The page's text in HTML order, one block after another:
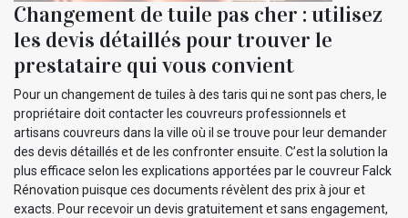
Changement de tuile pas cher : utilisez
les devis détaillés pour trouver le
prestataire qui vous convient
Pour un changement de tuiles à des taris qui ne sont pas chers, le
propriétaire doit contacter les couvreurs professionnels et
artisans couvreurs dans la ville où il se trouve pour leur demander
des devis détaillés et de les confronter ensuite. C’est la solution la
plus efficace selon les explications apportées par le couvreur Falck
Rénovation puisque ces documents révèlent des prix à jour et
exacts. Pour recevoir un devis gratuitement et sans engagement,